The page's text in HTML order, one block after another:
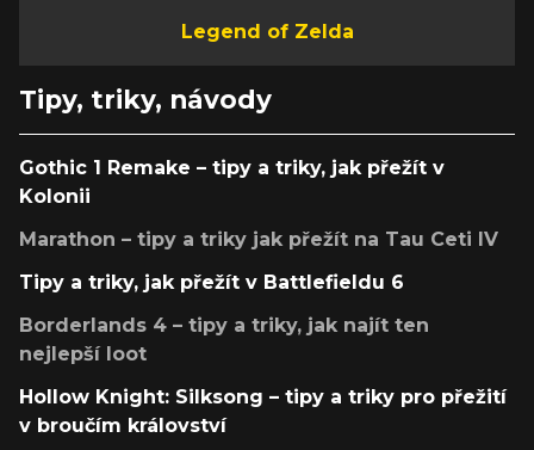
Legend of Zelda
Tipy, triky, návody
Gothic 1 Remake – tipy a triky, jak přežít v
Kolonii
Marathon – tipy a triky jak přežít na Tau Ceti IV
Tipy a triky, jak přežít v Battlefieldu 6
Borderlands 4 – tipy a triky, jak najít ten
nejlepší loot
Hollow Knight: Silksong – tipy a triky pro přežití
v broučím království